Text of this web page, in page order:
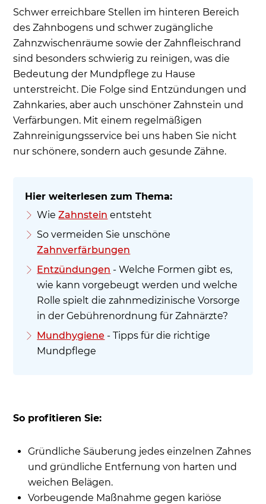
Schwer erreichbare Stellen im hinteren Bereich
des Zahnbogens und schwer zugängliche
Zahnzwischenräume sowie der Zahnfleischrand
sind besonders schwierig zu reinigen, was die
Bedeutung der Mundpflege zu Hause
unterstreicht. Die Folge sind Entzündungen und
Zahnkaries, aber auch unschöner Zahnstein und
Verfärbungen. Mit einem regelmäßigen
Zahnreinigungsservice bei uns haben Sie nicht
nur schönere, sondern auch gesunde Zähne.
WieZahnstein entsteht
So vermeiden Sie unschöne
Zahnverfärbungen
Entzündungen - Welche Formen gibt es,
wie kann vorgebeugt werden und welche
Rolle spielt die zahnmedizinische Vorsorge
in der Gebührenordnung für Zahnärzte?
Mundhygiene - Tipps für die richtige
Mundpflege
So profitieren Sie:
Gründliche Säuberung jedes einzelnen Zahnes
und gründliche Entfernung von harten und
weichen Belägen.
Vorbeugende Maßnahme gegen kariöse